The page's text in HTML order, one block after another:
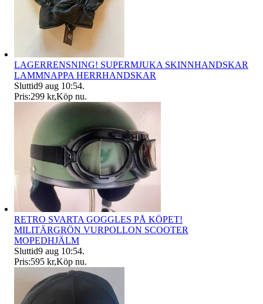
LAGERRENSNING! SUPERMJUKA SKINNHANDSKAR
LAMMNAPPA HERRHANDSKAR
Sluttid9 aug 10:54.
Pris:299 kr,Köp nu.
RETRO SVARTA GOGGLES PÅ KÖPET!
MILITÄRGRÖN VURPOLLON SCOOTER
MOPEDHJÄLM
Sluttid9 aug 10:54.
Pris:595 kr,Köp nu.